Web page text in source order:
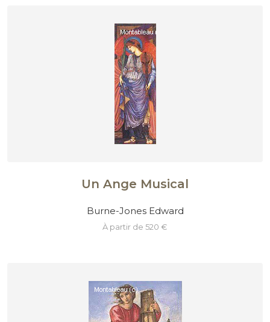
Un Ange Musical
Burne-Jones Edward
à partir de 520 €